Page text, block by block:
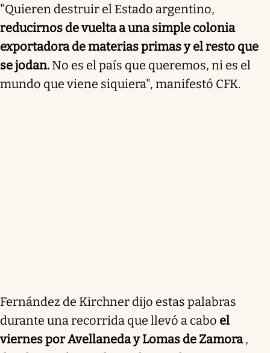
"Quieren destruir el Estado argentino,
reducirnos de vuelta a una simple colonia
exportadora de materias primas y el resto que
se jodan. No es el país que queremos, ni es el
mundo que viene siquiera", manifestó CFK.
Fernández de Kirchner dijo estas palabras
durante una recorrida que llevó a cabo el
viernes por Avellaneda y Lomas de Zamora,